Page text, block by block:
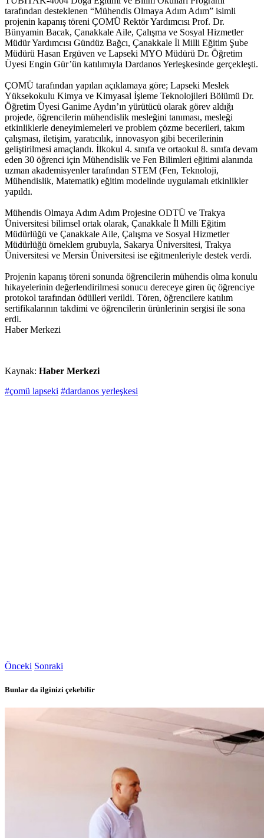
tarafından desteklenen “Mühendis Olmaya Adım Adım” isimli
projenin kapanış töreni ÇOMÜ Rektör Yardımcısı Prof. Dr.
Bünyamin Bacak, Çanakkale Aile, Çalışma ve Sosyal Hizmetler
Müdür Yardımcısı Gündüz Bağcı, Çanakkale İl Milli Eğitim Şube
Müdürü Hasan Ergüven ve Lapseki MYO Müdürü Dr. Öğretim
Üyesi Engin Gür’ün katılımıyla Dardanos Yerleşkesinde gerçekleşti.
ÇOMÜ tarafından yapılan açıklamaya göre; Lapseki Meslek
Yüksekokulu Kimya ve Kimyasal İşleme Teknolojileri Bölümü Dr.
Öğretim Üyesi Ganime Aydın’ın yürütücü olarak görev aldığı
projede, öğrencilerin mühendislik mesleğini tanıması, mesleği
etkinliklerle deneyimlemeleri ve problem çözme becerileri, takım
çalışması, iletişim, yaratıcılık, innovasyon gibi becerilerinin
geliştirilmesi amaçlandı. İlkokul 4. sınıfa ve ortaokul 8. sınıfa devam
eden 30 öğrenci için Mühendislik ve Fen Bilimleri eğitimi alanında
uzman akademisyenler tarafından STEM (Fen, Teknoloji,
Mühendislik, Matematik) eğitim modelinde uygulamalı etkinlikler
yapıldı.
Mühendis Olmaya Adım Adım Projesine ODTÜ ve Trakya
Üniversitesi bilimsel ortak olarak, Çanakkale İl Milli Eğitim
Müdürlüğü ve Çanakkale Aile, Çalışma ve Sosyal Hizmetler
Müdürlüğü örneklem grubuyla, Sakarya Üniversitesi, Trakya
Üniversitesi ve Mersin Üniversitesi ise eğitmenleriyle destek verdi.
Projenin kapanış töreni sonunda öğrencilerin mühendis olma konulu
hikayelerinin değerlendirilmesi sonucu dereceye giren üç öğrenciye
protokol tarafından ödülleri verildi. Tören, öğrencilere katılım
sertifikalarının takdimi ve öğrencilerin ürünlerinin sergisi ile sona
erdi.
Haber Merkezi
Kaynak: Haber Merkezi
#çomü lapseki #dardanos yerleşkesi
Önceki Sonraki
Bunlar da ilginizi çekebilir